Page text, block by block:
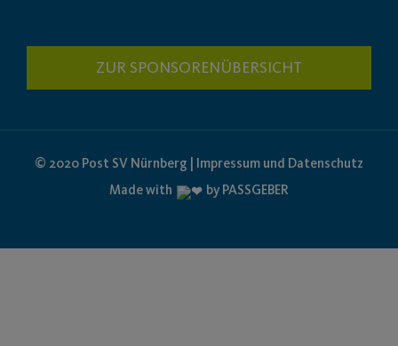
ZUR SPONSORENÜBERSICHT
© 2020 Post SV Nürnberg | Impressum und Datenschutz
Made with
by PASSGEBER